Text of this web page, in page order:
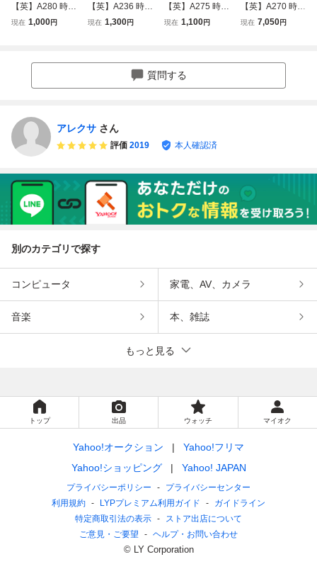
【英】A280 時代
李朝壺 中国美術
現在 1,000円
【英】A236 時代
李朝杯 中国美術
品 古美術 時代品 s
現在 1,300円
【英】A275 時代
李朝粉引井戸茶碗
術品 古美術 時代
品 古玩 gi
現在 1,100円
【英】A270 時代
李朝鉄砂龍壷 台付
現在 7,050円
質問する
アレクサ さん
評価 2019 本人確認済
別のカテゴリで探す
コンピュータ 家電、AV、カメラ
音楽 本、雑誌
もっと見る
トップ 出品 ウォッチ マイオク
Yahoo!オークション
Yahoo!フリマ
Yahoo!ショッピング
Yahoo! JAPAN
プライバシーポリシー
プライバシーセンター
利用規約
LYPプレミアム利用ガイド
ガイドライン
特定商取引法の表示
ストア出店について
ご意見・ご要望
ヘルプ・お問い合わせ
© LY Corporation